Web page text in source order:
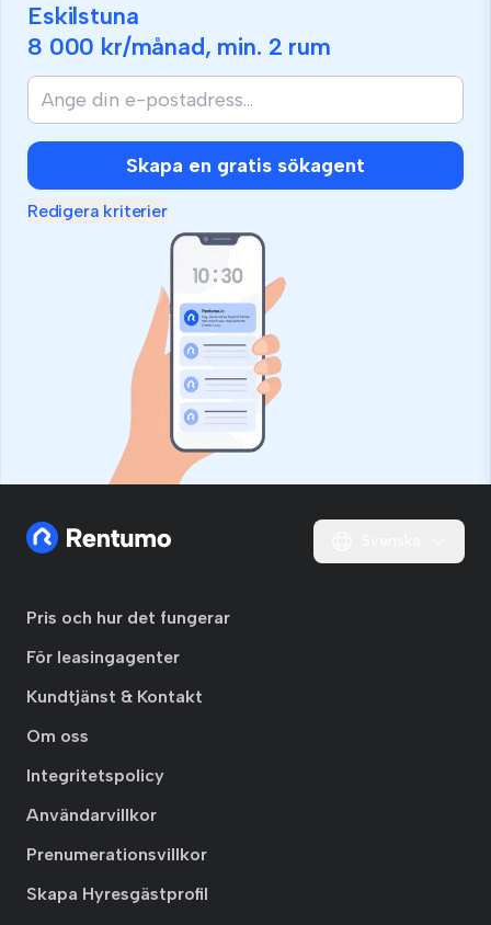
Eskilstuna
8 000 kr/månad, min. 2 rum
Skapa en gratis sökagent
Redigera kriterier
Pris och hur det fungerar
För leasingagenter
Kundtjänst & Kontakt
Om oss
Integritetspolicy
Användarvillkor
Prenumerationsvillkor
Skapa Hyresgästprofil